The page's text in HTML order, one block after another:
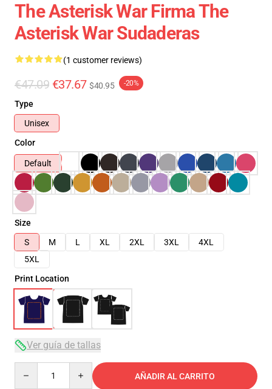
The Asterisk War Firma The
Asterisk War Sudaderas
(1 customer reviews)
€47.09 €37.67 $40.95 -20%
Type
Unisex
Color
Default
Size
S
M L XL 2XL 3XL
4XL
5XL
Print Location
Ver guía de tallas
AÑADIR AL CARRITO